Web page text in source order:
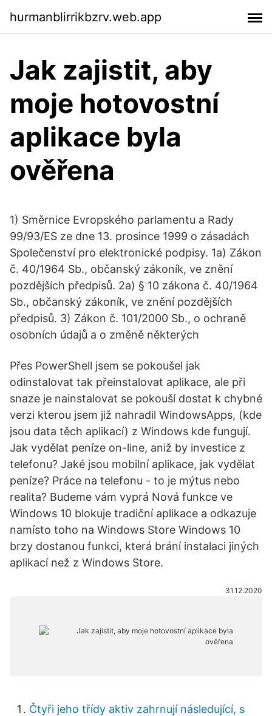
hurmanblirrikbzrv.web.app
Jak zajistit, aby
moje hotovostní
aplikace byla
ověřena
1) Směrnice Evropského parlamentu a Rady
99/93/ES ze dne 13. prosince 1999 o zásadách
Společenství pro elektronické podpisy. 1a) Zákon
č. 40/1964 Sb., občanský zákoník, ve znění
pozdějších předpisů. 2a) § 10 zákona č. 40/1964
Sb., občanský zákoník, ve znění pozdějších
předpisů. 3) Zákon č. 101/2000 Sb., o ochraně
osobních údajů a o změně některých
Přes PowerShell jsem se pokoušel jak
odinstalovat tak přeinstalovat aplikace, ale při
snaze je nainstalovat se pokouší dostat k chybné
verzi kterou jsem již nahradil WindowsApps, (kde
jsou data těch aplikací) z Windows kde fungují.
Jak vydělat peníze on-line, aniž by investice z
telefonu? Jaké jsou mobilní aplikace, jak vydělat
peníze? Práce na telefonu - to je mýtus nebo
realita? Budeme vám vyprá Nová funkce ve
Windows 10 blokuje tradiční aplikace a odkazuje
namísto toho na Windows Store Windows 10
brzy dostanou funkci, která brání instalaci jiných
aplikací než z Windows Store.
31.12.2020
Čtyři jeho třídy aktiv zahrnují následující, s